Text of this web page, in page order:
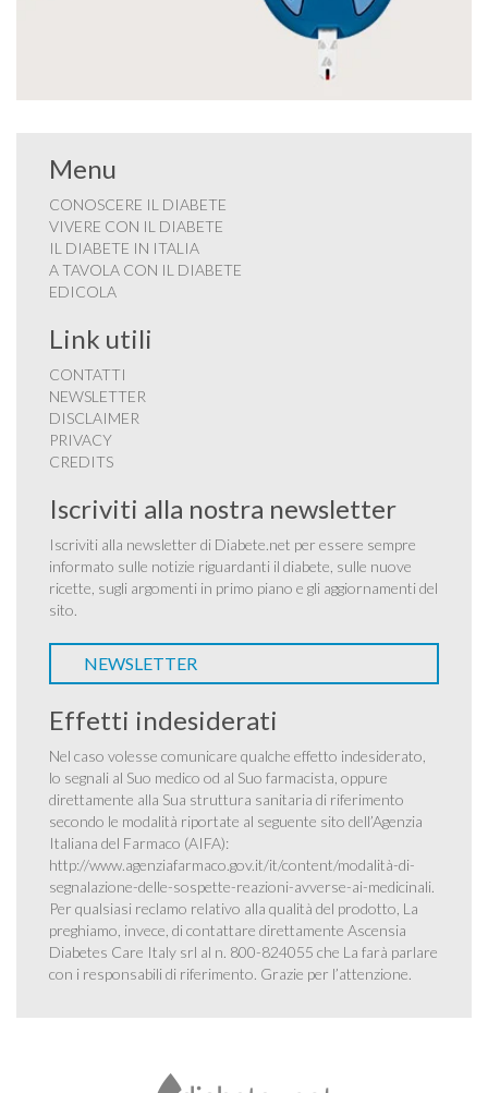
Menu
CONOSCERE IL DIABETE
VIVERE CON IL DIABETE
IL DIABETE IN ITALIA
A TAVOLA CON IL DIABETE
EDICOLA
Link utili
CONTATTI
NEWSLETTER
DISCLAIMER
PRIVACY
CREDITS
Iscriviti alla nostra newsletter
Iscriviti alla newsletter di Diabete.net per essere sempre
informato sulle notizie riguardanti il diabete, sulle nuove
ricette, sugli argomenti in primo piano e gli aggiornamenti del
sito.
NEWSLETTER
Effetti indesiderati
Nel caso volesse comunicare qualche effetto indesiderato,
lo segnali al Suo medico od al Suo farmacista, oppure
direttamente alla Sua struttura sanitaria di riferimento
secondo le modalità riportate al seguente sito dell’Agenzia
Italiana del Farmaco (AIFA):
http://www.agenziafarmaco.gov.it/it/content/modalità-di-
segnalazione-delle-sospette-reazioni-avverse-ai-medicinali.
Per qualsiasi reclamo relativo alla qualità del prodotto, La
preghiamo, invece, di contattare direttamente Ascensia
Diabetes Care Italy srl al n. 800-824055 che La farà parlare
con i responsabili di riferimento. Grazie per l’attenzione.